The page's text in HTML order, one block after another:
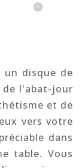
un disque de
l'abat-jour
et de
vers votre
dans
table. Vous